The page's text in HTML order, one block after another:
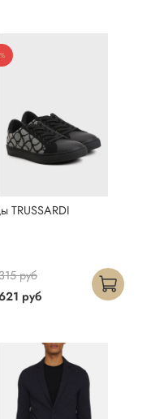
TRUSSARDI
руб
руб